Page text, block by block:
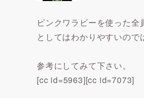
ピンクワラビーを使った
としてはわかりやすいので
参考にしてみて下さい。
[cc id=5963][cc id=7073]